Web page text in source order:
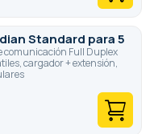
Standard para 5
comunicación Full Duplex
cargador + extensión,